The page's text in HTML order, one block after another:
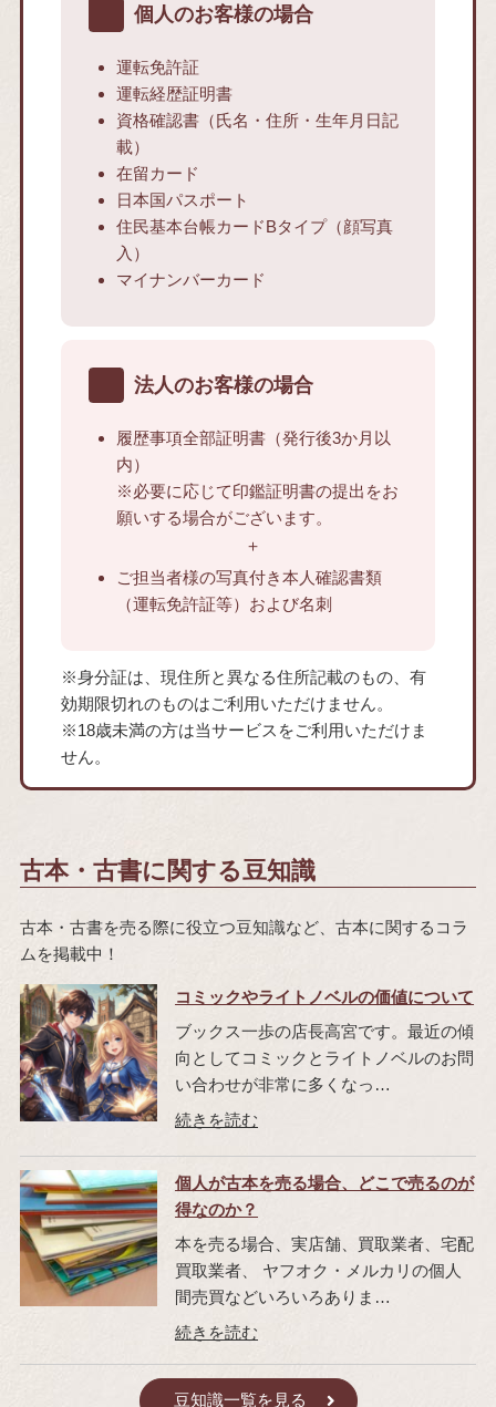
個人のお客様の場合
運転免許証
運転経歴証明書
資格確認書（氏名・住所・生年月日記
載）
在留カード
日本国パスポート
住民基本台帳カードBタイプ（顔写真
入）
マイナンバーカード
法人のお客様の場合
履歴事項全部証明書（発行後3か月以
内）
※必要に応じて印鑑証明書の提出をお
願いする場合がございます。
ご担当者様の写真付き本人確認書類
（運転免許証等）および名刺
※身分証は、現住所と異なる住所記載のもの、有
効期限切れのものはご利用いただけません。
※18歳未満の方は当サービスをご利用いただけま
せん。
古本・古書に関する豆知識
古本・古書を売る際に役立つ豆知識など、古本に関するコラ
ムを掲載中！
コミックやライトノベルの価値について
ブックス一歩の店長高宮です。最近の傾
向としてコミックとライトノベルのお問
い合わせが非常に多くなっ…
個人が古本を売る場合、どこで売るのが
得なのか？
本を売る場合、実店舗、買取業者、宅配
買取業者、 ヤフオク・メルカリの個人
間売買などいろいろありま…
豆知識一覧を見る